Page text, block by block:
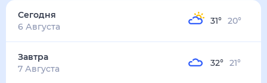
Сегодня
6 Августа
31° 20°
Завтра
7 Августа
32° 21°